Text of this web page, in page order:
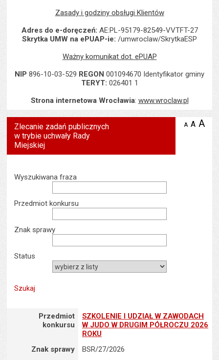
Zasady i godziny obsługi Klientów
Adres do e-doręczeń: AE:PL-95179-82549-VVTFT-27
Skrytka UMW na ePUAP-ie: /umwroclaw/SkrytkaESP
Ważny komunikat dot. ePUAP
NIP 896-10-03-529 REGON 001094670 Identyfikator gminy
TERYT: 026401 1
Strona internetowa Wrocławia: www.wroclaw.pl
Zlecanie zadań publicznych
w trybie uchwały Rady
Miejskiej
A zmniejsz
A A
Wyszukiwarka
Wyszukiwana fraza
Przedmiot konkursu
Znak sprawy
Status
Przedmiot konkursu : SZKOLENIE I UDZIAŁ W ZAWODACH W
Przedmiot
konkursu
SZKOLENIE I UDZIAŁ W ZAWODACH
W JUDO W DRUGIM PÓŁROCZU 2026
ROKU
Znak sprawy
BSR/27/2026